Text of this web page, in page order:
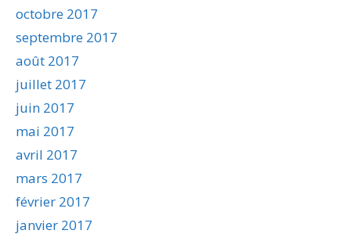
octobre 2017
septembre 2017
août 2017
juillet 2017
juin 2017
mai 2017
avril 2017
mars 2017
février 2017
janvier 2017